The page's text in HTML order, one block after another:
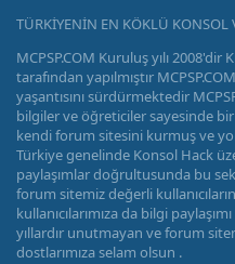
TÜRKİYENİN EN KÖKLÜ KONSOL
MCPSP.COM Kuruluş yılı 2008'dir
tarafından yapılmıştır
yaşantısını sürdürmektedir
bilgiler ve öğreticiler sayesinde
kendi forum sitesini kurmuş ve
Türkiye genelinde Konsol Hack
paylaşımlar doğrultusunda bu
forum sitemiz değerli
kullanıcılarımıza da bilgi
yıllardır unutmayan ve forum
dostlarımıza selam olsun .